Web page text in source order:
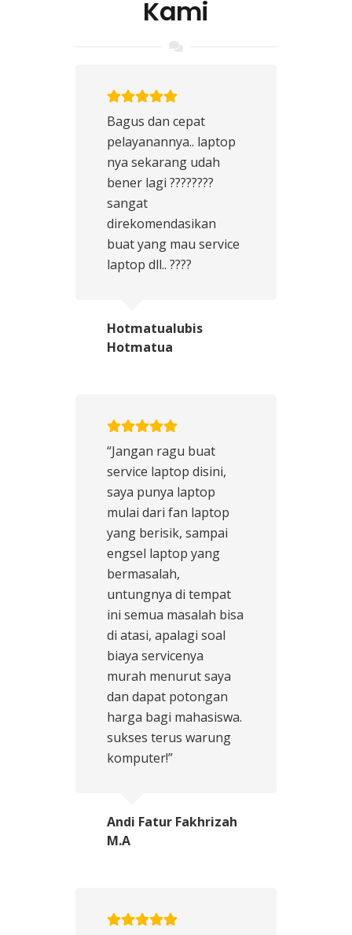
Kami
Bagus dan cepat
pelayanannya.. laptop
nya sekarang udah
bener lagi ????????
sangat
direkomendasikan
buat yang mau service
laptop dll.. ????
Hotmatualubis
Hotmatua
“Jangan ragu buat
service laptop disini,
saya punya laptop
mulai dari fan laptop
yang berisik, sampai
engsel laptop yang
bermasalah,
untungnya di tempat
ini semua masalah bisa
di atasi, apalagi soal
biaya servicenya
murah menurut saya
dan dapat potongan
harga bagi mahasiswa.
sukses terus warung
komputer!”
Andi Fatur Fakhrizah
M.A